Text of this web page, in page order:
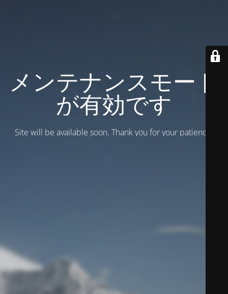
メンテナンスモード
が有効です
Site will be available soon. Thank you for your patience!